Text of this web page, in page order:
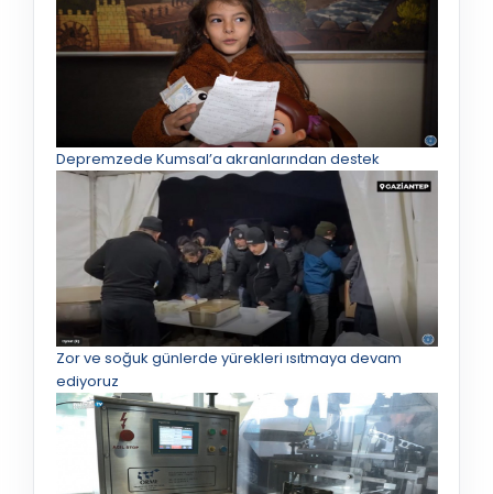
Depremzede Kumsal’a akranlarından destek
Zor ve soğuk günlerde yürekleri ısıtmaya devam
ediyoruz